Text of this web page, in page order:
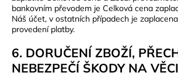
bankovním převodem je Celková cena
Náš účet, v ostatních případech je
provedení platby.
6. DORUČENÍ ZBOŽÍ,
NEBEZPEČÍ ŠKODY NA VĚCI